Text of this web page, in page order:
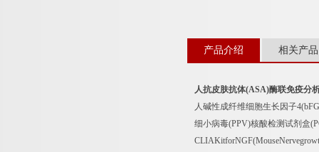
产品介绍 相关产品
人抗皮肤抗体(ASA)酶联免疫分
人碱性成纤维细胞生长因子
细小病毒(PPV)核酸检测试剂盒